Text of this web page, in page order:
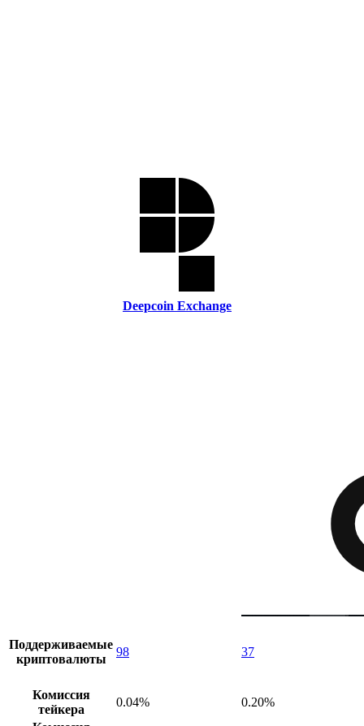
Deepcoin Exchange
Поддерживаемые
криптовалюты
98 37
Комиссия
тейкера
0.04%
0.20%